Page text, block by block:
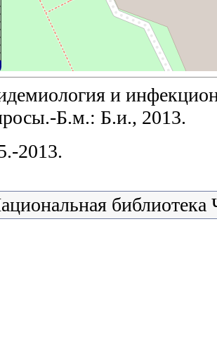
и
Б.м.: Б.и., 2013.
2013.